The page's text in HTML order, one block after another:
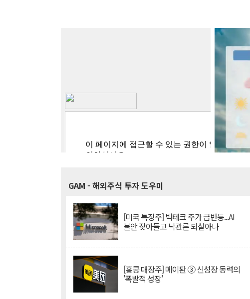
GAM - 해외주식 투자 도우미
[미국 특징주] 빅테크 주가 급반등...AI
불안 잦아들고 낙관론 되살아나
[홍콩 대장주] 메이퇀 ③ 신성장 동력의
'폭발적 성장'